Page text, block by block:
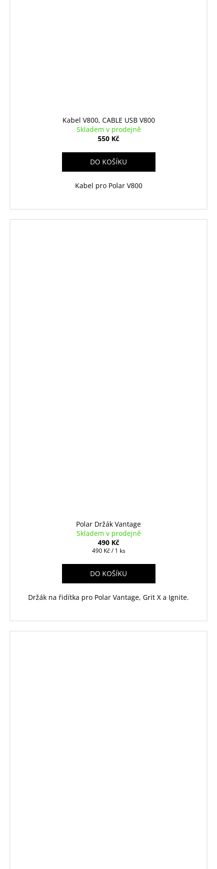
Kabel V800, CABLE USB V800
Skladem v prodejně
550 Kč
DO KOŠÍKU
Kabel pro Polar V800
Polar Držák Vantage
Skladem v prodejně
490 Kč
Měrná
490 Kč / 1 ks
DO KOŠÍKU
Držák na řidítka pro Polar Vantage, Grit X a Ignite.